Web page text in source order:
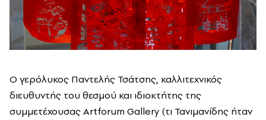
Ο γερόλυκος Παντελής Τσάτσης, καλλιτεχνικός
διευθυντής του θεσμού και ιδιοκτήτης της
συμμετέχουσας Artforum Gallery (τι Τανιμανίδης ήταν